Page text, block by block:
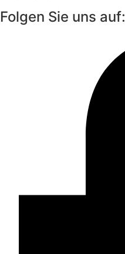
Folgen Sie uns auf: